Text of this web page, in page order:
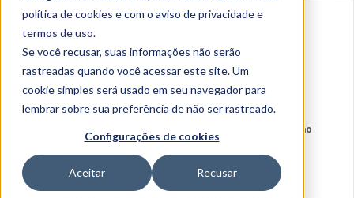
política de cookies e com o aviso deprivacidade e
termos de uso.
Se você recusar, suas informações não serão
rastreadas quando você acessar este site. Um
cookie simples será usado em seu navegador para
lembrar sobre sua preferência de não ser rastreado.
Configurações de cookies
Aceitar Recusar
Apoio ao
esporte: Uniube anuncia parceria ao Nacional durante
disputa do Campeonato Mineiro